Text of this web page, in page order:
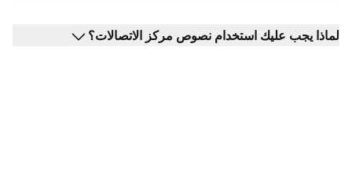
لماذا يجب عليك استخدام نصوص مركز الاتصالات؟